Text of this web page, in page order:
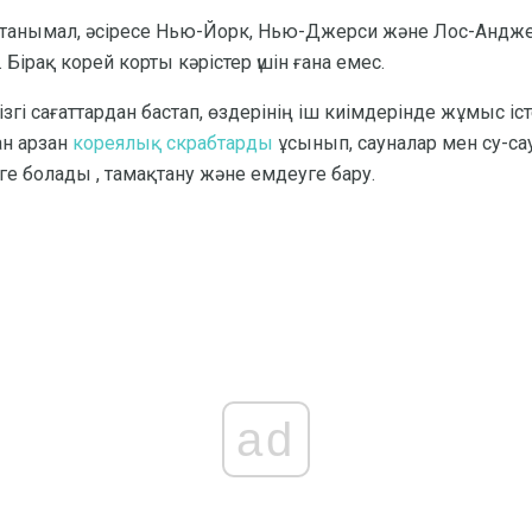
әсіресе Нью-Йорк, Нью-Джерси және Лос-
корей корты кәрістер үшін ғана емес.
сағаттардан бастап, өздерінің іш киімдерінде жұмыс
арзан кореялық скрабтарды ұсынып, сауналар мен су-
болады , тамақтану және емдеуге бару.
ad